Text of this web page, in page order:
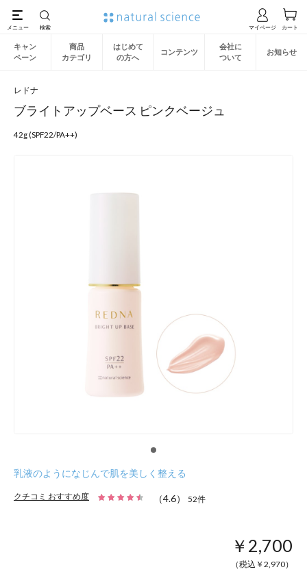
キャン
ペーン
商品
カテゴリ
はじめて
の方へ
コンテンツ
会社に
ついて
お知らせ
レドナ
ブライトアップベース ピンクベージュ
42g (SPF22/PA++)
乳液のようになじんで肌を美しく整える
クチコミ おすすめ度 （4.6） 52件
￥2,700
（税込￥ 2,970）